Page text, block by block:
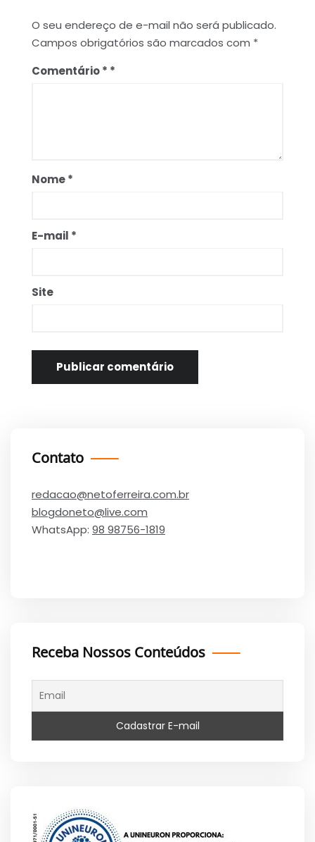
O seu endereço de e-mail não será publicado.
Campos obrigatórios são marcados com *
Comentário*
Nome*
E-mail *
Site
Contato
redacao@netoferreira.com.br
blogdoneto@live.com
WhatsApp: 98 98756-1819
Receba Nossos Conteúdos